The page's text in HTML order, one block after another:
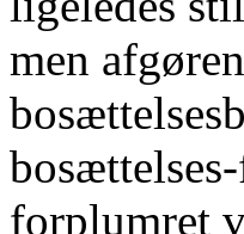
men
forplumret